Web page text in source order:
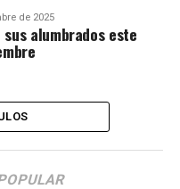
de 2025
alumbrados este